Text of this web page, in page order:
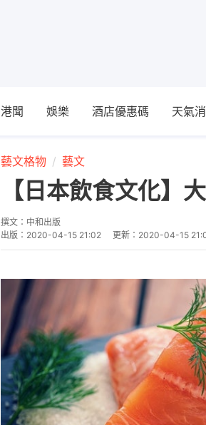
港聞 娛樂 酒店優惠碼 天氣
藝文格物 藝文
【日本飲食文化
撰文： 中和出版
出版： 2020-04-15 21:02 更新： 2020-04-15